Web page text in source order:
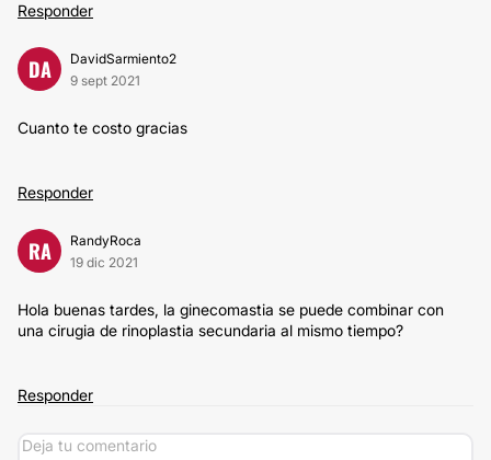
Responder
DA
DavidSarmiento2
9 sept 2021
Cuanto te costo gracias
Responder
RA
RandyRoca
19 dic 2021
Hola buenas tardes, la ginecomastia se puede combinar con
una cirugia de rinoplastia secundaria al mismo tiempo?
Responder